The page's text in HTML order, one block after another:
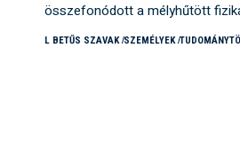
összefonódott a mélyhűtött
L BETŰS SZAVAK SZEMÉLYEK